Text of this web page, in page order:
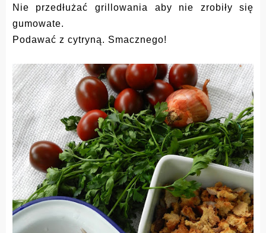
Nie przedłużać grillowania aby nie zrobiły się
gumowate.
Podawać z cytryną. Smacznego!